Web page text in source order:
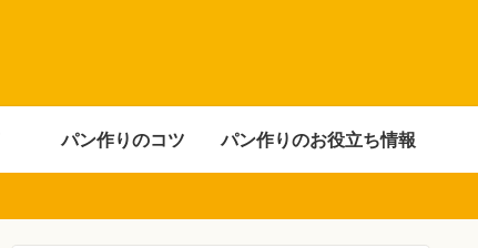
パン作りのコツ パン作りのお役立ち情報